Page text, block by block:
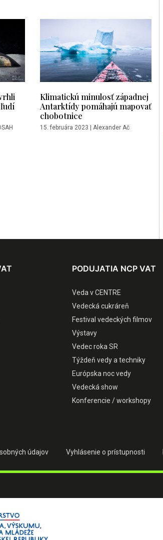
Klimatickú minulosť západnej
Antarktídy pomáhajú mapovať
chobotnice
15. februára 2023 Alexander Ač
PODUJATIA NCP VAT
Veda v CENTRE
Vedecká cukráreň
Festival vedeckých filmov
Výstavy
Vedec roka SR
Týždeň vedy a techniky
Európska noc vedy
Vedecká show
Konferencie / workshopy
údajov Vyhlásenie o prístupnosti